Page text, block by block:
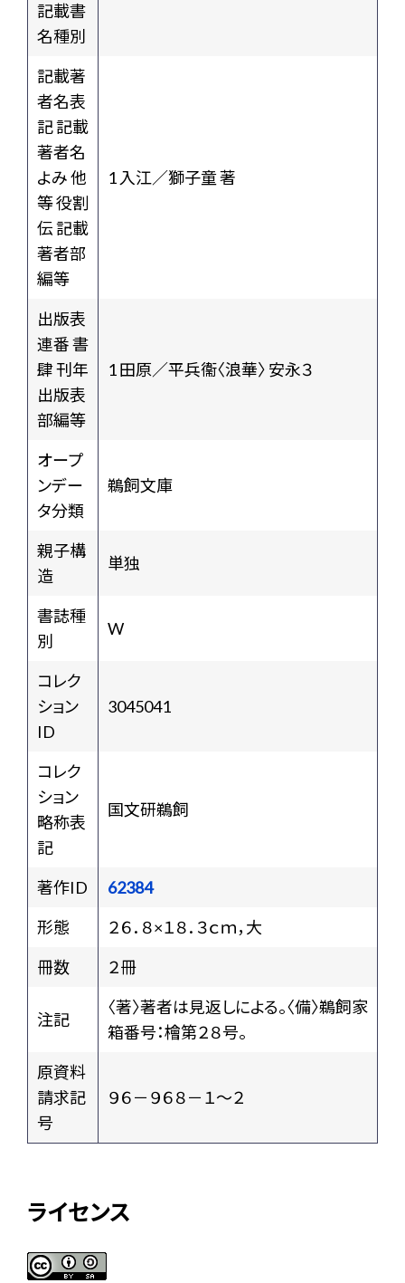
記載書
名種別
記載著
者名表
記 記載
著者名
よみ 他
等 役割
伝 記載
著者部
編等
1 入江／獅子童 著
出版表
連番 書
肆 刊年
出版表
部編等
1 田原／平兵衞〈浪華〉 安永３
オープ
ンデー
タ分類
鵜飼文庫
親子構
造
単独
書誌種
別
W
コレク
ション
ID
3045041
コレク
ション
略称表
記
国文研鵜飼
著作ID
62384
形態
２６．８×１８．３ｃｍ，大
冊数
２冊
注記
〈著〉著者は見返しによる。〈備〉鵜飼家
箱番号：檜第２８号。
原資料
請求記
号
９６－９６８－１～２
ライセンス